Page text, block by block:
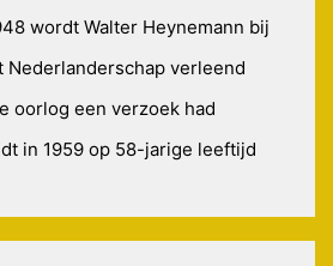
wordt Walter Heynemann bij
Nederlanderschap verleend
oorlog een verzoek had
in 1959 op 58-jarige leeftijd